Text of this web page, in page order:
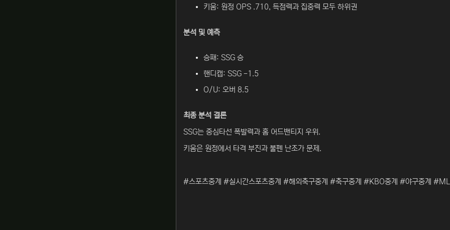
키움: 원정 OPS .710, 득점력과 집중력 모두 하위권
분석 및 예측
승패: SSG 승
핸디캡: SSG -1.5
O/U: 오버 8.5
최종 분석 결론
SSG는 중심타선 폭발력과 홈 어드밴티지 우위.
키움은 원정에서 타격 부진과 불펜 난조가 문제.
#스포츠중계 #실시간스포츠중계 #해외축구중계 #축구중계 #KBO중계 #야구중계